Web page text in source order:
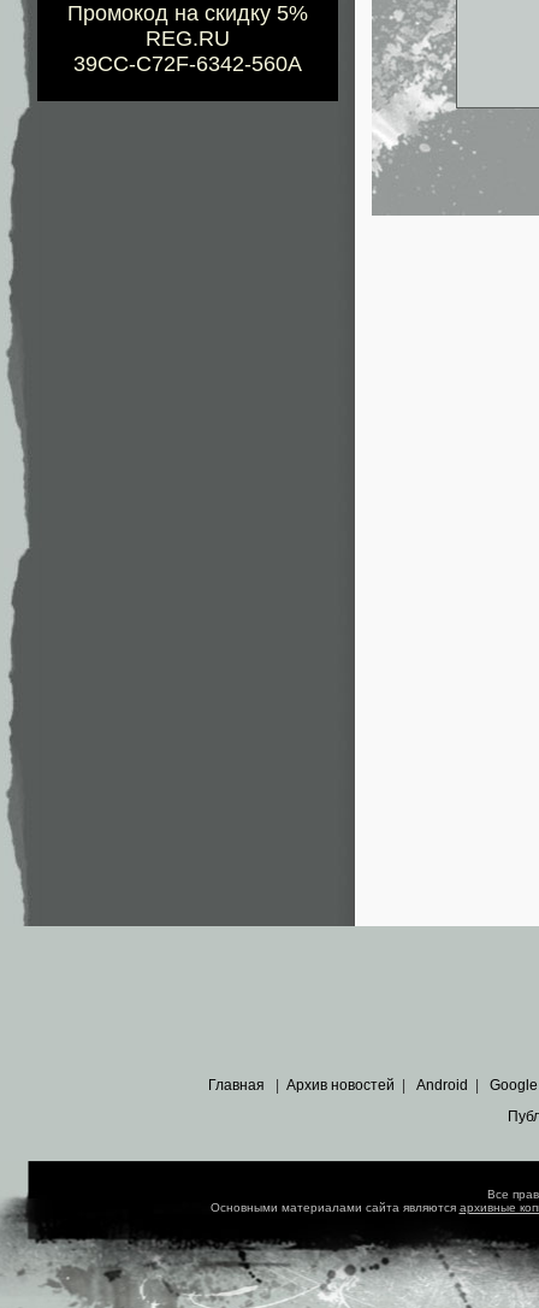
Промокод на скидку 5%
REG.RU
39CC-C72F-6342-560A
Главная Архив новостей Android Google
Все
Основными материалами сайта являются архивные